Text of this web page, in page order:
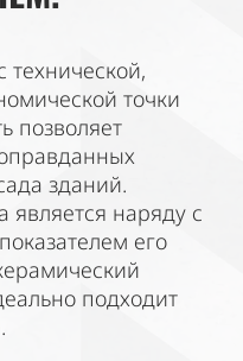
точки
позволяет
зданий.
является наряду с
его
подходит